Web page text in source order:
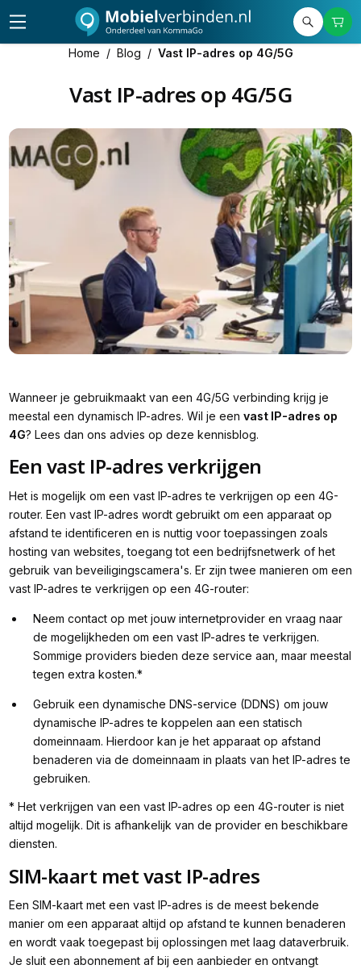
Home / Blog / Vast IP-adres op 4G/5G
Vast IP-adres op 4G/5G
Wanneer je gebruikmaakt van een 4G/5G verbinding krijg je
meestal een dynamisch IP-adres. Wil je een vast IP-adres op
4G? Lees dan ons advies op deze kennisblog.
Een vast IP-adres verkrijgen
Het is mogelijk om een vast IP-adres te verkrijgen op een 4G-
router. Een vast IP-adres wordt gebruikt om een apparaat op
afstand te identificeren en is nuttig voor toepassingen zoals
hosting van websites, toegang tot een bedrijfsnetwerk of het
gebruik van beveiligingscamera's. Er zijn twee manieren om een
vast IP-adres te verkrijgen op een 4G-router:
Neem contact op met jouw internetprovider en vraag naar
de mogelijkheden om een vast IP-adres te verkrijgen.
Sommige providers bieden deze service aan, maar meestal
tegen extra kosten.*
Gebruik een dynamische DNS-service (DDNS) om jouw
dynamische IP-adres te koppelen aan een statisch
domeinnaam. Hierdoor kan je het apparaat op afstand
benaderen via de domeinnaam in plaats van het IP-adres te
gebruiken.
* Het verkrijgen van een vast IP-adres op een 4G-router is niet
altijd mogelijk. Dit is afhankelijk van de provider en beschikbare
diensten.
SIM-kaart met vast IP-adres
Een SIM-kaart met een vast IP-adres is de meest bekende
manier om een apparaat altijd op afstand te kunnen benaderen
en wordt vaak toegepast bij oplossingen met laag dataverbruik.
Je sluit een abonnement af bij een aanbieder en ontvangt